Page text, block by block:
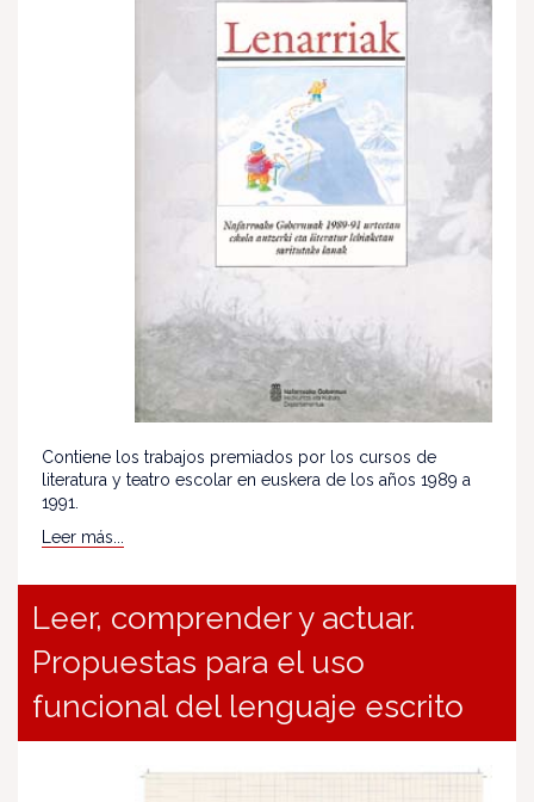
Contiene los trabajos premiados por los cursos de
literatura y teatro escolar en euskera de los años 1989 a
1991.
Leer más...
Leer, comprender y actuar.
Propuestas para el uso
funcional del lenguaje escrito